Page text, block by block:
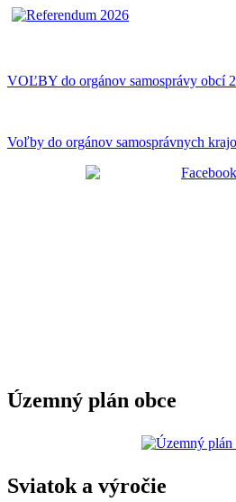
VOĽBY do orgánov samosprávy obcí
Voľby do orgánov samosprávnych
Územný plán obce
Sviatok a výročie